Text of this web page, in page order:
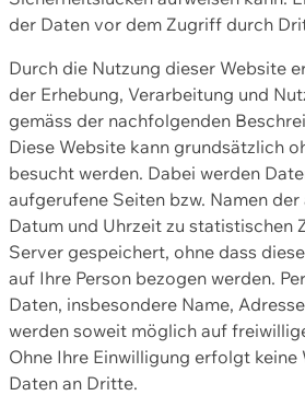
der Daten vor dem Zugriff durch
Durch die Nutzung dieser Website
der Erhebung, Verarbeitung und
gemäss der nachfolgenden
Diese Website kann grundsätzlich
besucht werden. Dabei werden
aufgerufene Seiten bzw. Namen
Datum und Uhrzeit zu statistischen
Server gespeichert, ohne dass
auf Ihre Person bezogen werden.
Daten, insbesondere Name,
werden soweit möglich auf
Ohne Ihre Einwilligung erfolgt keine
Daten an Dritte.